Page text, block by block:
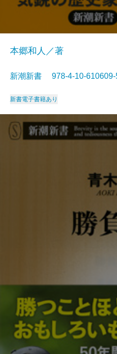
本郷和人／著
新潮新書 978-4-10-
新書電子書籍あり